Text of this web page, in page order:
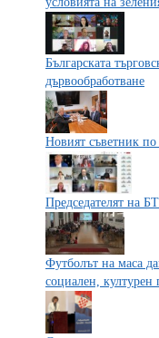
Българската
дървообработване
Новият съветник
Председателят на
Футболът на маса
социален, културен